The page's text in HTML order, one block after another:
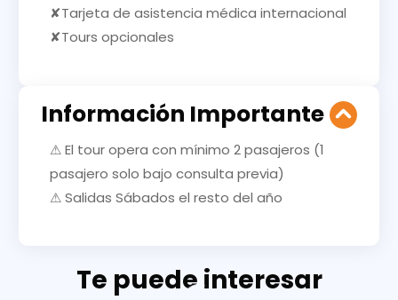
✘Tarjeta de asistencia médica internacional
✘Tours opcionales
Información Importante
⚠ El tour opera con mínimo 2 pasajeros (1
pasajero solo bajo consulta previa)
⚠ Salidas Sábados el resto del año
Te puede interesar